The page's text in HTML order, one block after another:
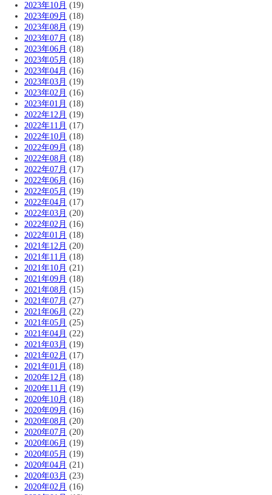
2023年10月 (19)
2023年09月 (18)
2023年08月 (19)
2023年07月 (18)
2023年06月 (18)
2023年05月 (18)
2023年04月 (16)
2023年03月 (19)
2023年02月 (16)
2023年01月 (18)
2022年12月 (19)
2022年11月 (17)
2022年10月 (18)
2022年09月 (18)
2022年08月 (18)
2022年07月 (17)
2022年06月 (16)
2022年05月 (19)
2022年04月 (17)
2022年03月 (20)
2022年02月 (16)
2022年01月 (18)
2021年12月 (20)
2021年11月 (18)
2021年10月 (21)
2021年09月 (18)
2021年08月 (15)
2021年07月 (27)
2021年06月 (22)
2021年05月 (25)
2021年04月 (22)
2021年03月 (19)
2021年02月 (17)
2021年01月 (18)
2020年12月 (18)
2020年11月 (19)
2020年10月 (18)
2020年09月 (16)
2020年08月 (20)
2020年07月 (20)
2020年06月 (19)
2020年05月 (19)
2020年04月 (21)
2020年03月 (23)
2020年02月 (16)